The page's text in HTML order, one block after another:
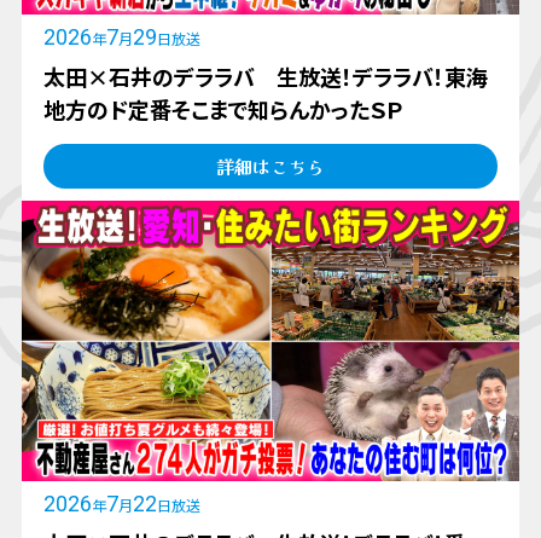
2026年7月 29 日放送
太田×石井のデララバ 生放送！デララバ！東海
地方のド定番そこまで知らんかったＳＰ
詳細はこちら
2026年7月 22 日放送